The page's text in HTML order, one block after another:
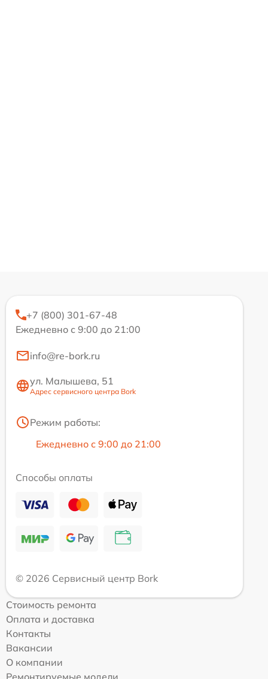
+7 (800) 301-67-48
Ежедневно с 9:00 до 21:00
info@re-bork.ru
ул. Малышева, 51
Адрес сервисного центра Bork
Режим работы:
Ежедневно с 9:00 до 21:00
Способы оплаты
© 2026 Сервисный центр Bork
Стоимость ремонта
Оплата и доставка
Контакты
Вакансии
О компании